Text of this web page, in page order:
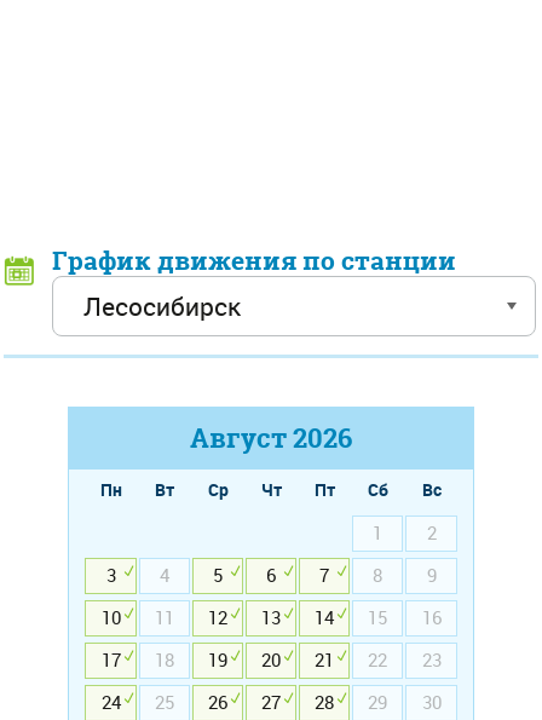
График движения по станции
Август2026
Пн Вт Ср Чт Пт Сб
Вс
1
2
3
4 5 6 7 8
9
10
11 12 13 14 15
16
17
18 19 20 21 22
23
24
25 26 27 28 29
30